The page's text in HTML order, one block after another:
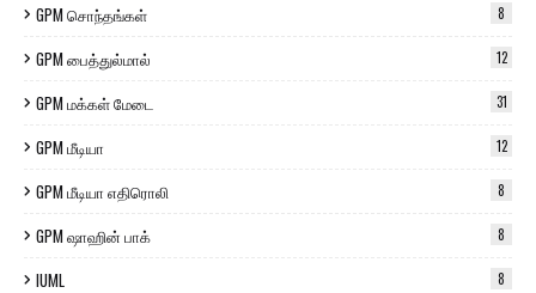
GPM சொந்தங்கள் 8
GPM பைத்துல்மால் 12
GPM மக்கள் மேடை 31
GPM மீடியா 12
GPM மீடியா எதிரொலி 8
GPM ஷாஹின் பாக் 8
IUML 8